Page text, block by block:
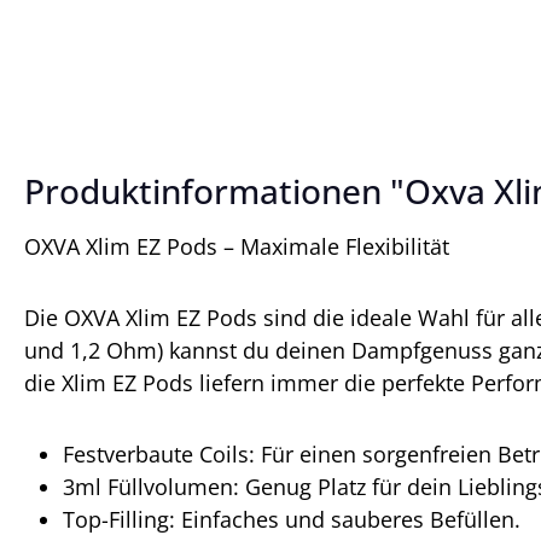
Produktinformationen "Oxva
OXVA Xlim EZ Pods – Maximale Flexibilität
Die OXVA Xlim EZ Pods sind die ideale Wahl für
und 1,2 Ohm) kannst du deinen Dampfgenuss
die Xlim EZ Pods liefern immer die perfekte
Festverbaute Coils: Für einen sorgenfreien
3ml Füllvolumen: Genug Platz für dein
Top-Filling: Einfaches und sauberes Befüllen.